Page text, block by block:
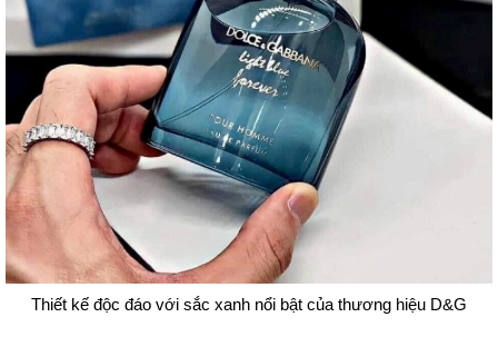
Thiết kế độc đáo với sắc xanh nổi bật của thương hiệu D&G